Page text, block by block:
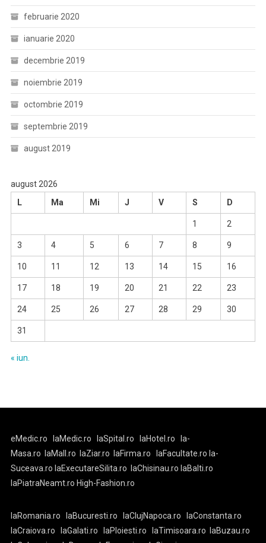
februarie 2020
ianuarie 2020
decembrie 2019
noiembrie 2019
octombrie 2019
septembrie 2019
august 2019
august 2026
L
Ma Mi J V S D
1 2
3 4 5 6 7 8 9
10 11 12 13 14 15 16
17 18 19 20 21 22 23
24 25 26 27 28 29 30
31
« iun.
eMedic.ro laMedic.ro laSpital.ro laHotel.ro
la-
Masa.ro
laMall.ro laZiar.ro laFirma.ro laFacultate.ro la-
Suceava.ro laExecutareSilita.ro laChisinau.ro laBalti.ro
laPiatraNeamt.ro High-Fashion.ro
laRomania.ro laBucuresti.ro laClujNapoca.ro
laConstanta.ro
laCraiova.ro
laGalati.ro laPloiesti.ro laTimisoara.ro
laBuzau.ro